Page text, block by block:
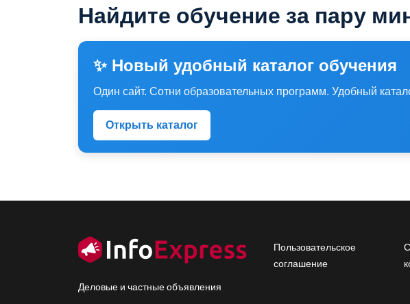
Найдите обучение за пару
✨ Новый удобный каталог обучения
Один сайт. Сотни образовательных программ. Удобный
Открыть каталог
Деловые и частные объявления
Footer menu
Пользовательское
соглашение